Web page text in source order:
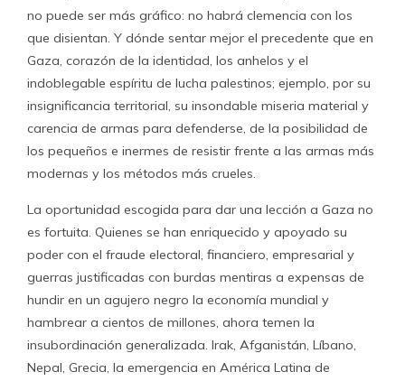
no puede ser más gráfico: no habrá clemencia con los
que disientan. Y dónde sentar mejor el precedente que en
Gaza, corazón de la identidad, los anhelos y el
indoblegable espíritu de lucha palestinos; ejemplo, por su
insignificancia territorial, su insondable miseria material y
carencia de armas para defenderse, de la posibilidad de
los pequeños e inermes de resistir frente a las armas más
modernas y los métodos más crueles.
La oportunidad escogida para dar una lección a Gaza no
es fortuita. Quienes se han enriquecido y apoyado su
poder con el fraude electoral, financiero, empresarial y
guerras justificadas con burdas mentiras a expensas de
hundir en un agujero negro la economía mundial y
hambrear a cientos de millones, ahora temen la
insubordinación generalizada. Irak, Afganistán, Líbano,
Nepal, Grecia, la emergencia en América Latina de